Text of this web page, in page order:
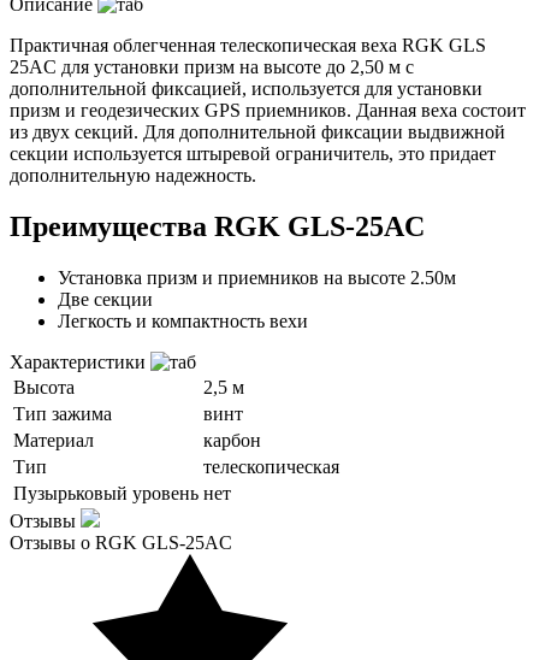
Практичная облегченная телескопическая веха RGK GLS
25AC для установки призм на высоте до 2,50 м с
дополнительной фиксацией, используется для установки
призм и геодезических GPS приемников. Данная веха состоит
из двух секций. Для дополнительной фиксации выдвижной
секции используется штыревой ограничитель, это придает
дополнительную надежность.
Преимущества RGK GLS-25AC
Установка призм и приемников на высоте 2.50м
Две секции
Легкость и компактность вехи
Характеристики
Высота
2,5 м
Тип зажима
винт
Материал
карбон
Тип
телескопическая
Пузырьковый уровень нет
Отзывы
Отзывы о RGK GLS-25AC